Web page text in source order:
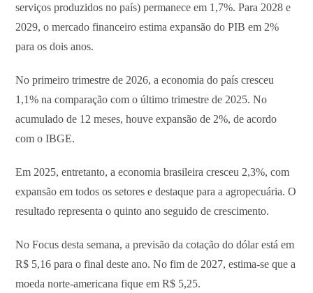
serviços produzidos no país) permanece em 1,7%. Para 2028 e
2029, o mercado financeiro estima expansão do PIB em 2%
para os dois anos.
No primeiro trimestre de 2026, a economia do país cresceu ​
1,1% na comparação com o último trimestre de 2025. No
acumulado de 12 meses, houve expansão de 2%, de acordo
com o IBGE.
Em 2025, entretanto, a economia brasileira cresceu 2,3%, com
expansão em todos os setores e destaque para a agropecuária. O
resultado representa o quinto ano seguido de crescimento.
No Focus desta semana, a previsão da cotação do dólar está em
R$ 5,16 para o final deste ano. No fim de 2027, estima-se que a
moeda norte-americana fique em R$ 5,25.